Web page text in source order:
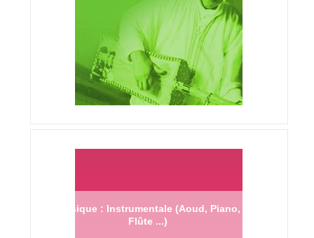
Musique : Instrumentale (Aoud, Piano,
Flûte ...)